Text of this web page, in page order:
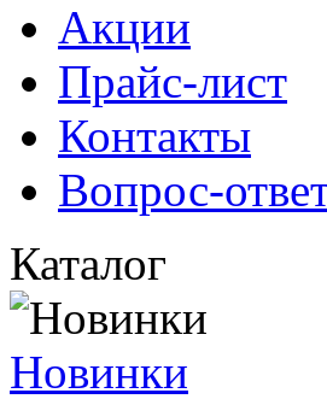
Акции
Прайс-лист
Контакты
Вопрос-
Каталог
Новинки